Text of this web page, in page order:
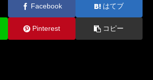
Facebook はてブ
Pinterest コピー